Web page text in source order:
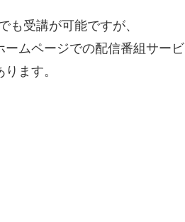
も受講が可能ですが、
ムページでの配信番組サービ
ます。